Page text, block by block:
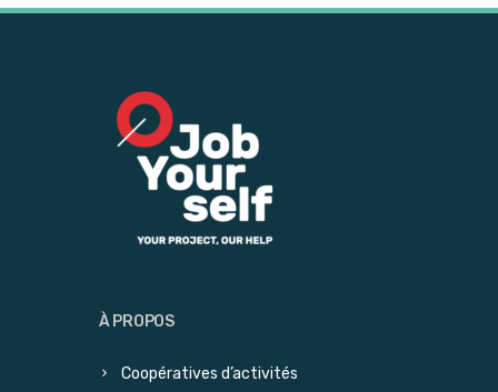
À PROPOS
Coopératives d’activités